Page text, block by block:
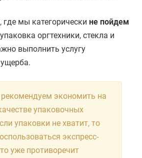
мы категорически не пойдем
оргтехники, стекла и
выполнить услугу
экономить на
упаковочных
упаковки не хватит, то
экспресс-
уже противоречит